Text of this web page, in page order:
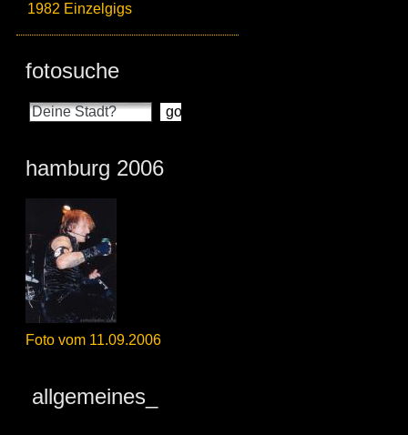
1982 Einzelgigs
fotosuche
hamburg 2006
Foto vom 11.09.2006
allgemeines_